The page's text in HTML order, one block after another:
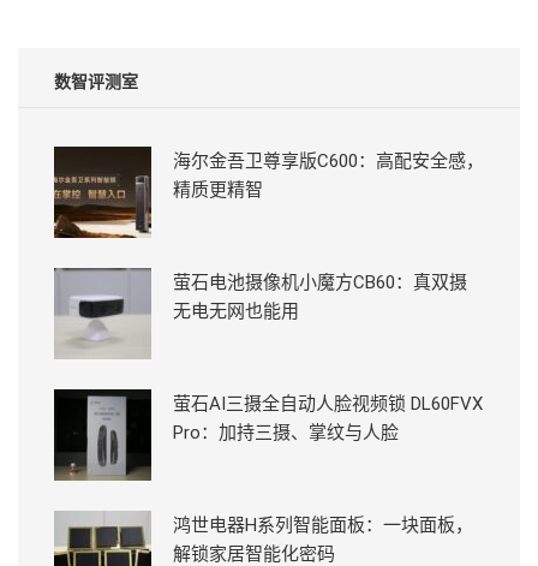
数智评测室
海尔金吾卫尊享版C600：高配安全感，
精质更精智
萤石电池摄像机小魔方CB60：真双摄
无电无网也能用
萤石AI三摄全自动人脸视频锁 DL60FVX
Pro：加持三摄、掌纹与人脸
鸿世电器H系列智能面板：一块面板，
解锁家居智能化密码